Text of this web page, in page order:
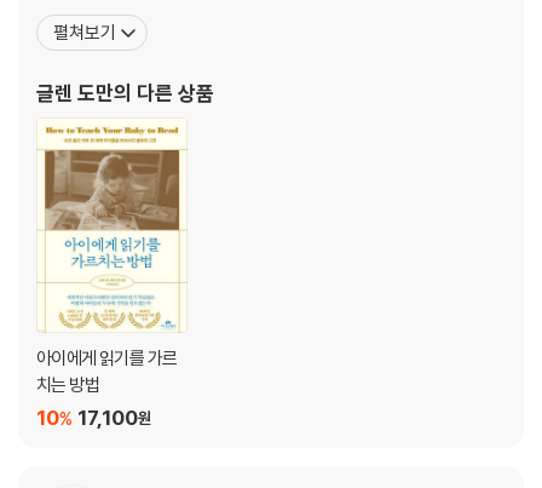
사물을 인식하는 시각이 발달한다: 신생아 시기의 수학
표현하지는 못해도 읽을 수는 있다: 3~6개월 시기의 수학
‘관찰자’에서 ‘탐험가’가 된다: 7~12개월 시기의 수학
활동량이 최고조에 이른다: 12~18개월 시기의 수학
자신만의 관점을 갖기 시작한다: 18~30개월 시기의 수학
결정적 시기는 아직 지나지 않았다: 30개월 이상 시기의 수학
아이에게 수학을 가르치며 우리에게 남은 질문
[감사의 말]
[부록]
960년대 초반부터 전 세계의 주목을 받았으며 이후 40년 넘게 ‘아이
들의 잠재력은 우리가 상상하는 것 이상으로 크다’라는 사실을 입증
게 잘 배우는지를 탐구하고, 이에 대한 구체적이고 실천적인 교육법
펼쳐보기
글렌 도만의 다른 상품
아이에게 읽기를 가르
치는 방법
17,100원
10%